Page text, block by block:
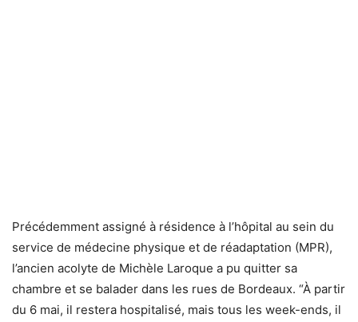
Précédemment assigné à résidence à l’hôpital au sein du
service de médecine physique et de réadaptation (MPR),
l’ancien acolyte de Michèle Laroque a pu quitter sa
chambre et se balader dans les rues de Bordeaux. “À partir
du 6 mai, il restera hospitalisé, mais tous les week-ends, il